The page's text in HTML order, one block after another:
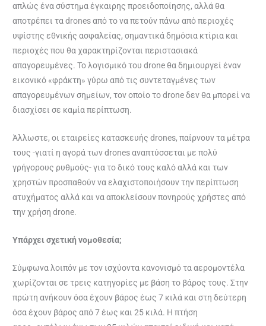
απλώς ένα σύστημα έγκαιρης προειδοποίησης, αλλά θα
αποτρέπει τα drones από το να πετούν πάνω από περιοχές
υψίστης εθνικής ασφαλείας, σημαντικά δημόσια κτίρια και
περιοχές που θα χαρακτηρίζονται περιστασιακά
απαγορευμένες. Το λογισμικό του drone θα δημιουργεί έναν
εικονικό «φράκτη» γύρω από τις συντεταγμένες των
απαγορευμένων σημείων, τον οποίο το drone δεν θα μπορεί να
διασχίσει σε καμία περίπτωση.
Άλλωστε, οι εταιρείες κατασκευής drones, παίρνουν τα μέτρα
τους -γιατί η αγορά των drones αναπτύσσεται με πολύ
γρήγορους ρυθμούς- για το δικό τους καλό αλλά και των
χρηστών προσπαθούν να ελαχιστοποιήσουν την περίπτωση
ατυχήματος αλλά και να αποκλείσουν πονηρούς χρήστες από
την χρήση drone.
Υπάρχει σχετική νομοθεσία;
Σύμφωνα λοιπόν με τον ισχύοντα κανονισμό τα αερομοντέλα
χωρίζονται σε τρεις κατηγορίες με βάση το βάρος τους. Στην
πρώτη ανήκουν όσα έχουν βάρος έως 7 κιλά και στη δεύτερη
όσα έχουν βάρος από 7 έως και 25 κιλά. Η πτήση